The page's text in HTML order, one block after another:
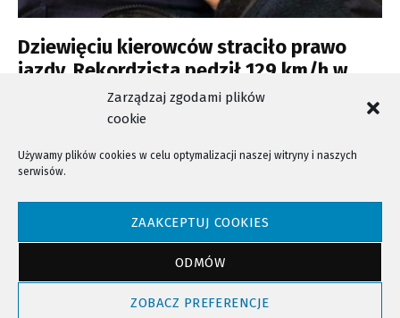
Zarządzaj zgodami plików
cookie
Używamy plików cookies w celu optymalizacji naszej witryny i naszych
serwisów.
ZAAKCEPTUJ COOKIES
ODMÓW
ZOBACZ PREFERENCJE
Dziewięciu kierowców straciło prawo
jazdy. Rekordzista pędził 129 km/h w
terenie zabudowanym
NTV - Nasza Telewizja Sądecka © 2023 Wszystkie prawa zastrzeżone!
Powrót do góry